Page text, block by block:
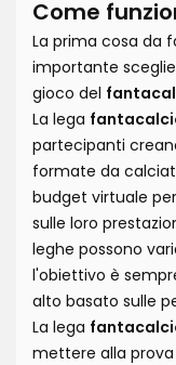
Come
La prima cosa da
importante
gioco del
La lega
partecipanti
formate da
budget virtuale
sulle loro
leghe possono
l'obiettivo è
alto basato sulle
La lega
mettere alla